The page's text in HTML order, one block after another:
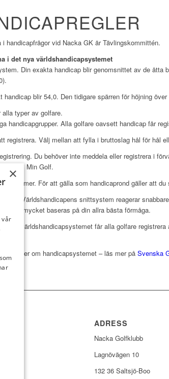
i handicapfrågor vid Nacka GK är Tävlingskommittén.
i det nya världshandicapsystemet
Din exakta handicap blir genomsnittet av de åtta
handicap blir 54,0. Den tidigare spärren för höjning
alla typer av golfare.
handicapgrupper. Alla golfare oavsett handicap får
registrera. Välj mellan att fylla i bruttoslag hål för hål
Du behöver inte meddela eller registrera i
ronden i Min Golf.
spelformer. För att gälla som handicaprond gäller att
Världshandicapens snittsystem reagerar
och mycket baseras på din allra bästa förmåga.
I världshandicapsystemet får alla golfare
veta mer om handicapsystemet – läs mer på Svenska
ADRESS
Nacka Golfklubb
Lagnövägen 10
132 36 Saltsjö-Boo
×
vår